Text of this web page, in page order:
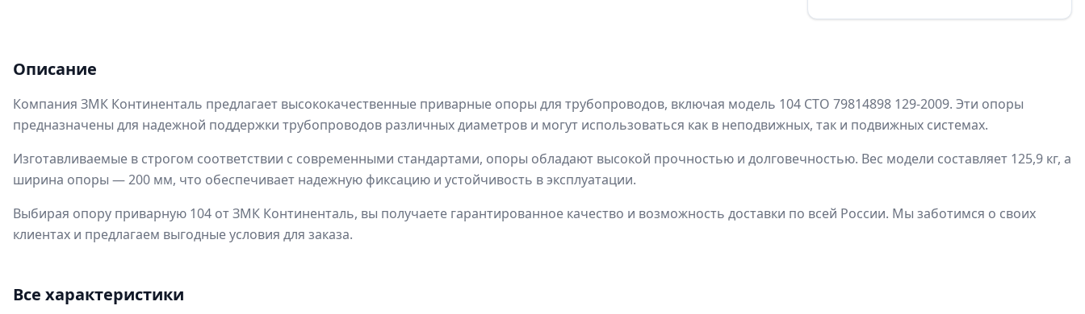
Описание
Компания ЗМК Континенталь предлагает высококачественные приварные опоры для трубопроводов, включая модель 104 СТО 79814898 129-2009. Эти опоры
предназначены для надежной поддержки трубопроводов различных диаметров и могут использоваться как в неподвижных, так и подвижных системах.
Изготавливаемые в строгом соответствии с современными стандартами, опоры обладают высокой прочностью и долговечностью. Вес модели составляет 125,9 кг, а
ширина опоры — 200 мм, что обеспечивает надежную фиксацию и устойчивость в эксплуатации.
Выбирая опору приварную 104 от ЗМК Континенталь, вы получаете гарантированное качество и возможность доставки по всей России. Мы заботимся о своих
клиентах и предлагаем выгодные условия для заказа.
Все характеристики